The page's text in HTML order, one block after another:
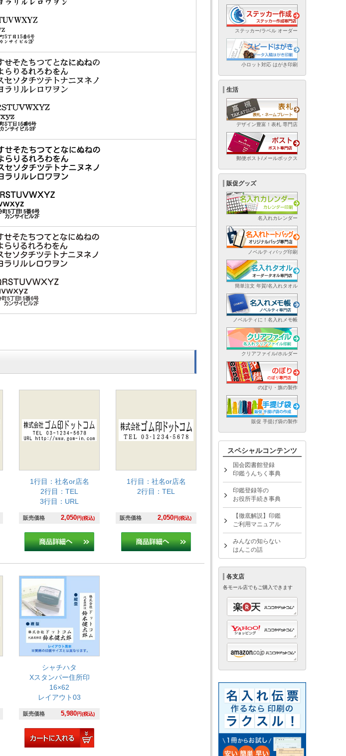
1行目：社名or店名
2行目：TEL
3行目：URL
販売価格 2,050円(税込)
1行目：社名or店名
2行目：TEL
販売価格 2,050円(税込)
シャチハタ
Xスタンパー住所印
16×62
レイアウト03
販売価格 5,980円(税込)
ステッカー/ラベル オーダー
小ロット対応 はがき印刷
生活
デザイン豊富！表札 専門店
郵便ポスト/メールボックス
販促グッズ
名入れカレンダー
ノベルティバッグ印刷
簡単注文 年賀/名入れタオル
ノベルティに！名入れメモ帳
クリアファイル/ホルダー
のぼり・旗の製作
販促 手提げ袋の製作
スペシャルコンテンツ
国会図書館登録
印鑑うんちく事典
印鑑登録等の
お役所手続き事典
【徹底解説】印鑑
ご利用マニュアル
みんなの知らない
はんこの話
各支店
各モール店でもご購入できます